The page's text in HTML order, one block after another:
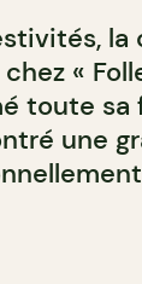
«
toute
une